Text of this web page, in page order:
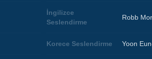
İngilizce
Seslendirme
Robb
Korece Seslendirme Yoon